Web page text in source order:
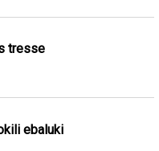
tresse
ebaluki